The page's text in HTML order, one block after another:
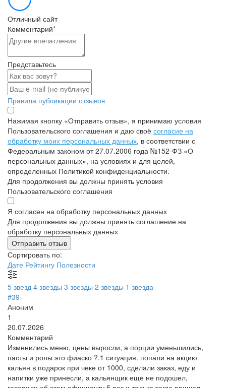
Отличный сайт
Комментарий*
Представьтесь
Правила публикации отзывов
Нажимая кнопку «Отправить отзыв», я принимаю условия
Пользовательского соглашения и даю своё согласие на
обработку моих персональных данных, в соответствии с
Федеральным законом от 27.07.2006 года №152-ФЗ «О
персональных данных», на условиях и для целей,
определенных Политикой конфиденциальности.
Для продолжения вы должны принять условия
Пользовательского соглашения
Я согласен на обработку персональных данных
Для продолжения вы должны принять соглашение на
обработку персональных данных
Отправить отзыв
Сортировать по:
Дате Рейтингу Полезности
5 звезд 4 звезды 3 звезды 2 звезды 1 звезда
#39
Аноним
1
20.07.2026
Комментарий
Изменились меню, цены выросли, а порции уменьшились,
пасты и ролы это фиаско ?.1 ситуация. попали на акцию
кальян в подарок при чеке от 1000, сделали заказ, еду и
напитки уже принесли, а кальянщик еще не подошел,